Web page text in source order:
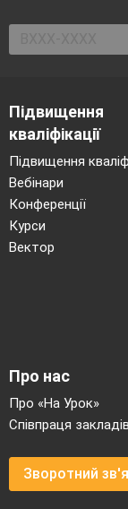
Підвищення
кваліфікації
Підвищення
Вебінари
Конференції
Курси
Вектор
Про нас
Про «На Урок»
Співпраця
Зворотний